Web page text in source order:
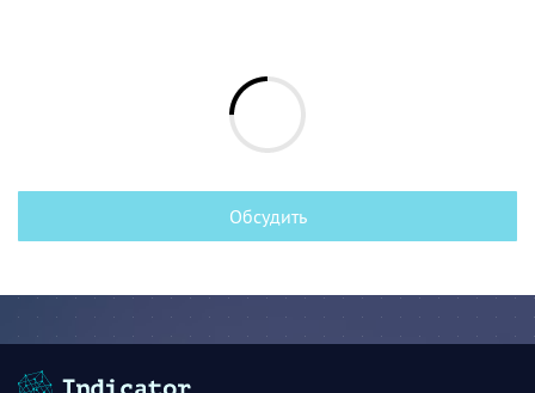
Обсудить